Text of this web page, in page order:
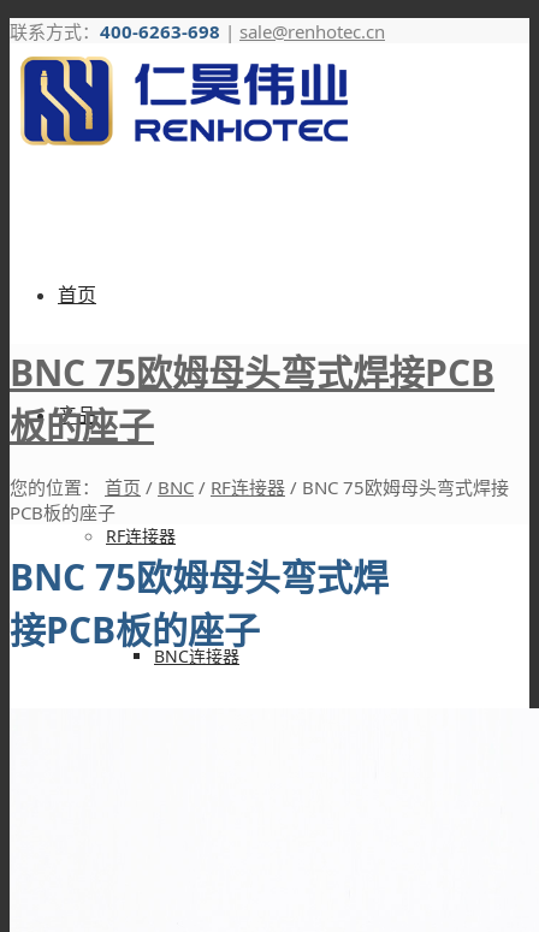
联系方式： 400-6263-698 | sale@renhotec.cn
首页
产品
RF连接器
BNC连接器
BNC 75欧姆母头弯式焊接PCB
板的座子
您的位置： 首页 / BNC / RF连接器 / BNC 75欧姆母头弯式焊接
PCB板的座子
BNC 75欧姆母头弯式焊
接PCB板的座子